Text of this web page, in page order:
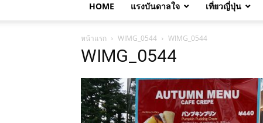
HOME แรงบันดาลใจ เที่ยวญี่ปุ่น
หน้าแรก WIMG_0544 WIMG_0544
WIMG_0544